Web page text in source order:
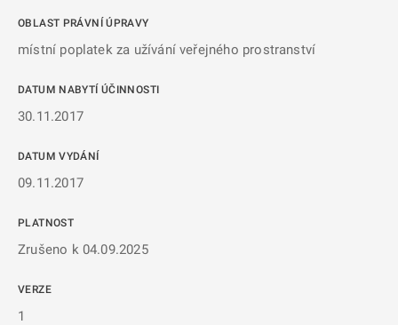
OBLAST PRÁVNÍ ÚPRAVY
místní poplatek za užívání veřejného prostranství
DATUM NABYTÍ ÚČINNOSTI
30.11.2017
DATUM VYDÁNÍ
09.11.2017
PLATNOST
Zrušeno k 04.09.2025
VERZE
1